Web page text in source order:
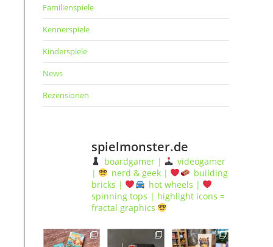
Familienspiele
Kennerspiele
Kinderspiele
News
Rezensionen
spielmonster.de
boardgamer |
videogamer
|
nerd & geek |
building
bricks |
hot wheels |
spinning tops | highlight icons =
fractal graphics